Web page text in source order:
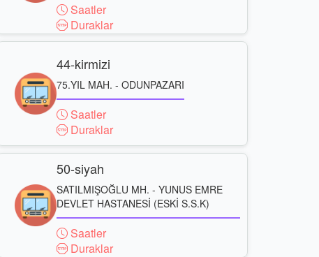
Saatler
Duraklar
44-kirmizi
75.YIL MAH. - ODUNPAZARI
Saatler
Duraklar
50-siyah
SATILMIŞOĞLU MH. - YUNUS EMRE
DEVLET HASTANESİ (ESKİ S.S.K)
Saatler
Duraklar